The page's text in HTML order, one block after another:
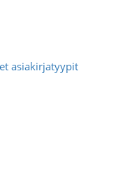
asiakirjatyypit